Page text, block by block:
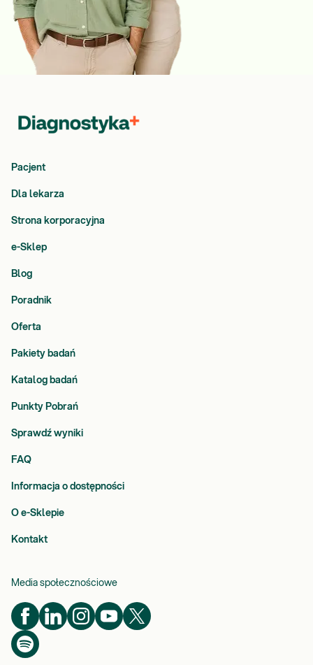
Pacjent
Dla lekarza
Strona korporacyjna
e-Sklep
Blog
Poradnik
Oferta
Pakiety badań
Katalog badań
Punkty Pobrań
Sprawdź wyniki
FAQ
Informacja o dostępności
O e-Sklepie
Kontakt
Media społecznościowe